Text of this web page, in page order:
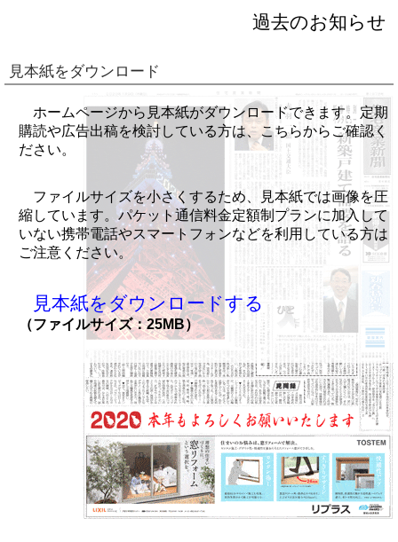
過去のお知らせ
見本紙をダウンロード
ホームページから見本紙がダウンロードできます。定期
購読や広告出稿を検討している方は、こちらからご確認く
ださい。
ファイルサイズを小さくするため、見本紙では画像を圧
縮しています。パケット通信料金定額制プランに加入して
いない携帯電話やスマートフォンなどを利用している方は
ご注意ください。
見本紙をダウンロードする
（ファイルサイズ：25MB）